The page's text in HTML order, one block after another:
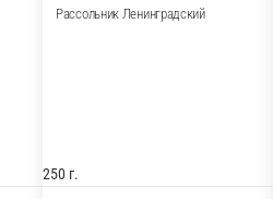
Рассольник Ленинградский
250 г.